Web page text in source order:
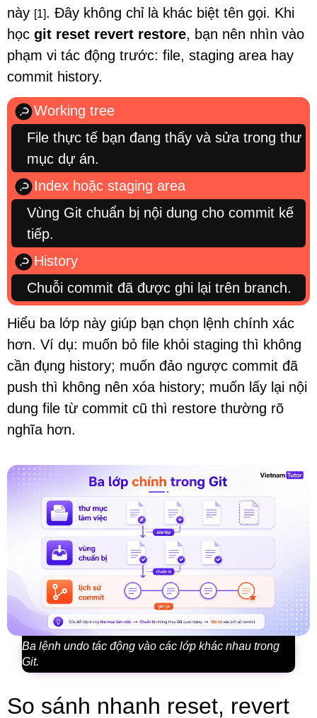
này [1]. Đây không chỉ là khác biệt tên gọi. Khi
học git reset revert restore, bạn nên nhìn vào
phạm vi tác động trước: file, staging area hay
commit history.
Working tree
File thực tế bạn đang thấy và sửa trong thư
mục dự án.
Index hoặc staging area
Vùng Git chuẩn bị nội dung cho commit kế
tiếp.
History
Chuỗi commit đã được ghi lại trên branch.
Hiểu ba lớp này giúp bạn chọn lệnh chính xác
hơn. Ví dụ: muốn bỏ file khỏi staging thì không
cần đụng history; muốn đảo ngược commit đã
push thì không nên xóa history; muốn lấy lại nội
dung file từ commit cũ thì restore thường rõ
nghĩa hơn.
Ba lệnh undo tác động vào các lớp khác nhau trong
Git.
So sánh nhanh reset, revert